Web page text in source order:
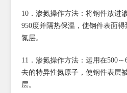
10．渗氮操作方法：将钢件放进
950度并隔热保温，使钢件表面
氮层。
11．渗氮操作方法：运用在500
去的特异性氮原子，使钢件表层
层。